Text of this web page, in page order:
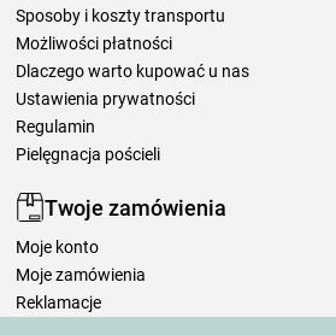
Sposoby i koszty transportu
Możliwości płatności
Dlaczego warto kupować u nas
Ustawienia prywatności
Regulamin
Pielęgnacja pościeli
Twoje zamówienia
Moje konto
Moje zamówienia
Reklamacje